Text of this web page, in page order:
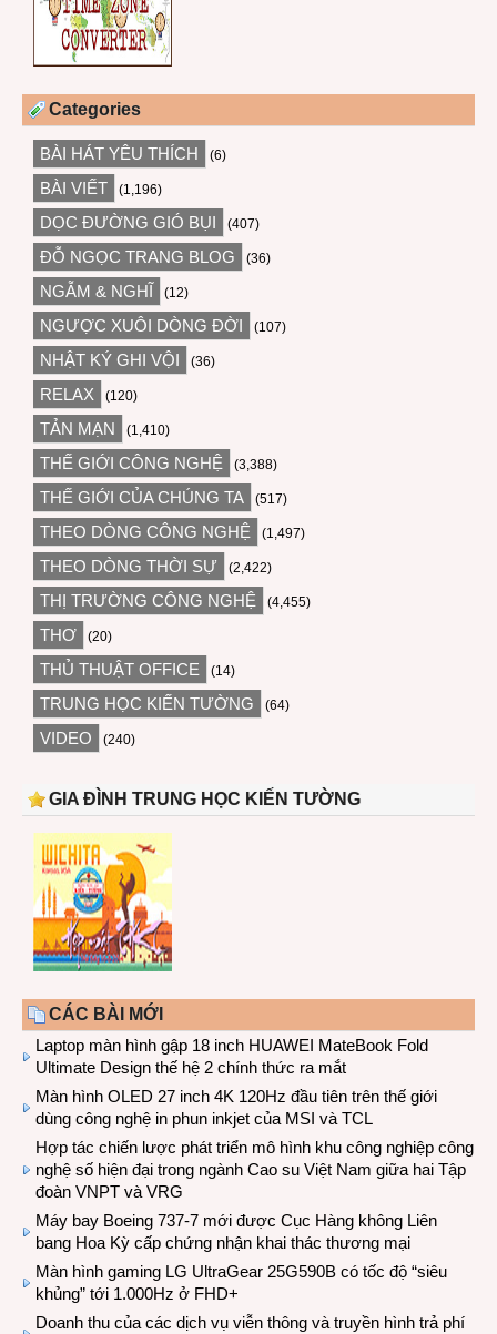
Categories
BÀI HÁT YÊU THÍCH (6)
BÀI VIẾT (1,196)
DỌC ĐƯỜNG GIÓ BỤI (407)
ĐỖ NGỌC TRANG BLOG (36)
NGẪM & NGHĨ (12)
NGƯỢC XUÔI DÒNG ĐỜI (107)
NHẬT KÝ GHI VỘI (36)
RELAX (120)
TẢN MẠN (1,410)
THẾ GIỚI CÔNG NGHỆ (3,388)
THẾ GIỚI CỦA CHÚNG TA (517)
THEO DÒNG CÔNG NGHỆ (1,497)
THEO DÒNG THỜI SỰ (2,422)
THỊ TRƯỜNG CÔNG NGHỆ (4,455)
THƠ (20)
THỦ THUẬT OFFICE (14)
TRUNG HỌC KIẾN TƯỜNG (64)
VIDEO (240)
GIA ĐÌNH TRUNG HỌC KIẾN TƯỜNG
CÁC BÀI MỚI
Laptop màn hình gập 18 inch HUAWEI MateBook Fold
Ultimate Design thế hệ 2 chính thức ra mắt
Màn hình OLED 27 inch 4K 120Hz đầu tiên trên thế giới
dùng công nghệ in phun inkjet của MSI và TCL
Hợp tác chiến lược phát triển mô hình khu công nghiệp công
nghệ số hiện đại trong ngành Cao su Việt Nam giữa hai Tập
đoàn VNPT và VRG
Máy bay Boeing 737-7 mới được Cục Hàng không Liên
bang Hoa Kỳ cấp chứng nhận khai thác thương mại
Màn hình gaming LG UltraGear 25G590B có tốc độ “siêu
khủng” tới 1.000Hz ở FHD+
Doanh thu của các dịch vụ viễn thông và truyền hình trả phí